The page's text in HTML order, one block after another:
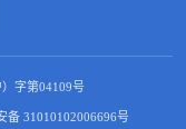
字第04109号
备 31010102006696号